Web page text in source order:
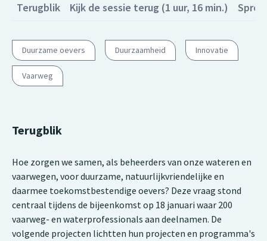
Terugblik Kijk de sessie terug (1 uur, 16 min.)
Duurzame oevers Duurzaamheid Innovatie
Vaarweg
Terugblik
Hoe zorgen we samen, als beheerders van onze wateren en
vaarwegen, voor duurzame, natuurlijkvriendelijke en
daarmee toekomstbestendige oevers? Deze vraag stond
centraal tijdens de bijeenkomst op 18 januari waar 200
vaarweg- en waterprofessionals aan deelnamen. De
volgende projecten lichtten hun projecten en programma's